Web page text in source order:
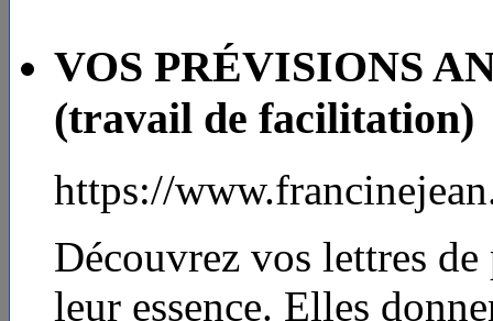
VOS PRÉVISIONS
(travail de facilitation)
https://
Découvrez vos lettres de
leur essence. Elles